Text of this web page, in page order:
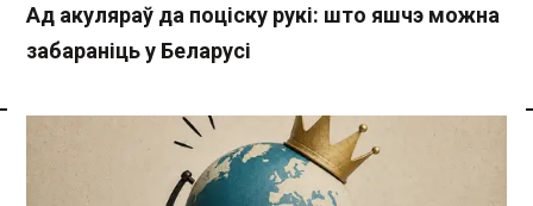
Спасылка без VPN
Ад акуляраў да поціску рукі: што яшчэ можна
забараніць у Беларусі